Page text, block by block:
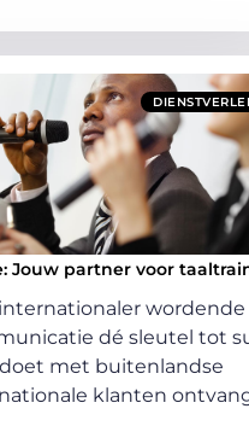
Jouw partner voor
wordende
dé sleutel tot
met buitenlandse
klanten